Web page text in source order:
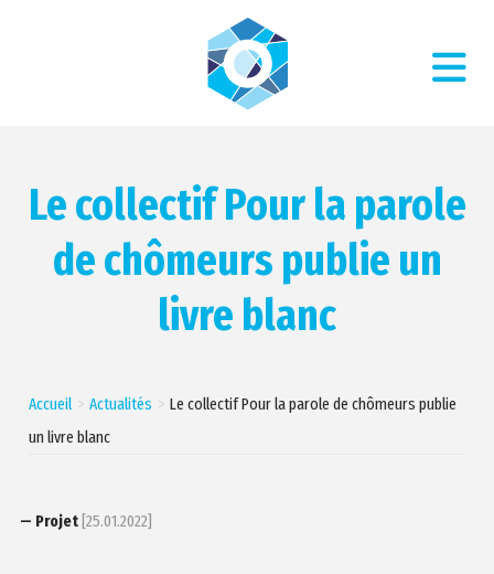
Le collectif Pour la parole
de chômeurs publie un
livre blanc
Accueil Actualités
Le collectif Pour la parole de chômeurs publie
un livre blanc
— Projet[25.01.2022]